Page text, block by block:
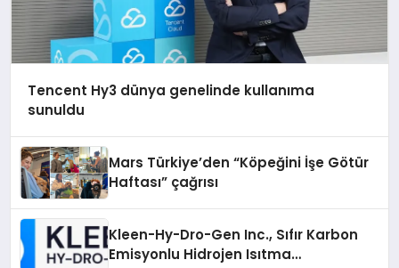
Tencent Hy3 dünya genelinde kullanıma
sunuldu
Mars Türkiye’den “Köpeğini İşe Götür
Haftası” çağrısı
Kleen-Hy-Dro-Gen Inc., Sıfır Karbon
Emisyonlu Hidrojen Isıtma